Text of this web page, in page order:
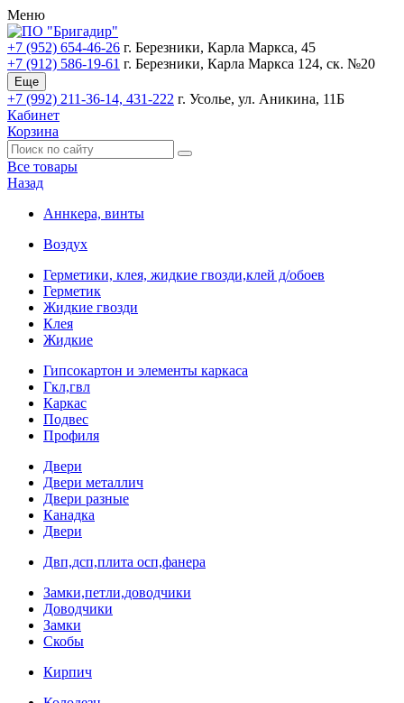
Меню
+7 (952) 654-46-26 г. Березники, Карла Маркса, 45
+7 (912) 586-19-61 г. Березники, Карла Маркса 124, ск. №20
Еще
+7 (992) 211-36-14, 431-222 г. Усолье, ул. Аникина, 11Б
Кабинет
Корзина
Все товары
Назад
Аннкера, винты
Воздух
Герметики, клея, жидкие гвозди,клей д/обоев
Герметик
Жидкие гвозди
Клея
Жидкие
Гипсокартон и элементы каркаса
Гкл,гвл
Каркас
Подвес
Профиля
Двери
Двери металлич
Двери разные
Канадка
Двери
Двп,дсп,плита осп,фанера
Замки,петли,доводчики
Доводчики
Замки
Скобы
Кирпич